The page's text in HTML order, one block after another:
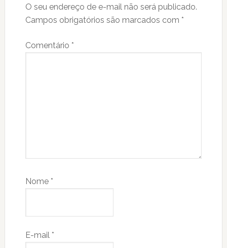
O seu endereço de e-mail não será publicado.
Campos obrigatórios são marcados com *
Comentário *
Nome *
E-mail *